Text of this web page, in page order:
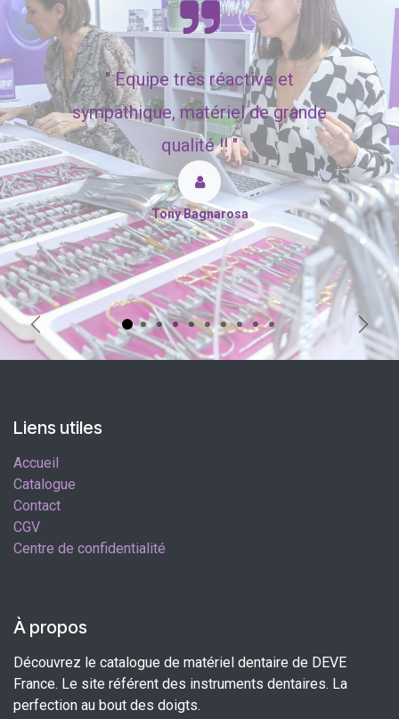
"Equipe très réactive et
sympathique, matériel de grande
qualité !! "
Tony Bagnarosa
Précédent
Liens utiles
Accueil
Catalogue
Contact
CGV
Centre de confidentialité
À propos
Découvrez le catalogue de matériel dentaire de DEVE
France. Le site référent des instruments dentaires. La
perfection au bout des doigts.